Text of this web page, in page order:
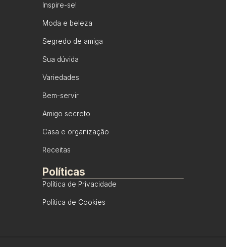
Inspire-se!
Moda e beleza
Segredo de amiga
Sua dúvida
Variedades
Bem-servir
Amigo secreto
Casa e organização
Receitas
Políticas
Política de Privacidade
Política de Cookies